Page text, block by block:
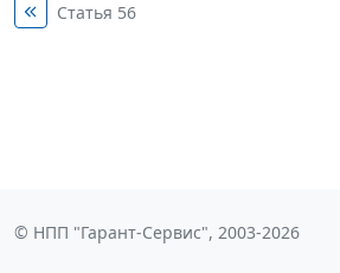
Статья 56
© НПП "Гарант-Сервис", 2003-2026